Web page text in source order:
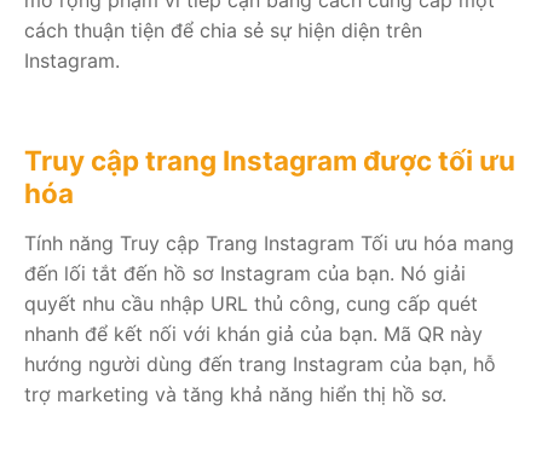
cách thuận tiện để chia sẻ sự hiện diện trên
Instagram.
Truy cập trang Instagram được tối ưu
hóa
Tính năng Truy cập Trang Instagram Tối ưu hóa mang
đến lối tắt đến hồ sơ Instagram của bạn. Nó giải
quyết nhu cầu nhập URL thủ công, cung cấp quét
nhanh để kết nối với khán giả của bạn. Mã QR này
hướng người dùng đến trang Instagram của bạn, hỗ
trợ marketing và tăng khả năng hiển thị hồ sơ.